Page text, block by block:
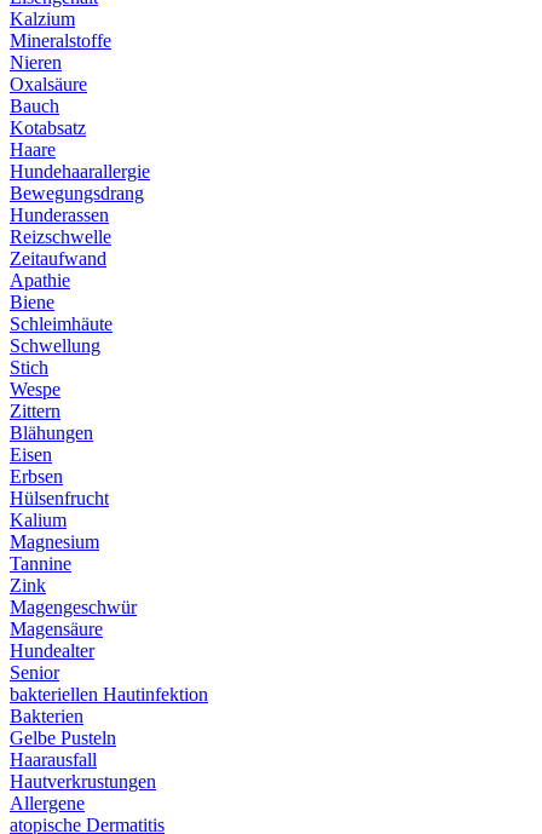
Kalzium
Mineralstoffe
Nieren
Oxalsäure
Bauch
Kotabsatz
Haare
Hundehaarallergie
Bewegungsdrang
Hunderassen
Reizschwelle
Zeitaufwand
Apathie
Biene
Schleimhäute
Schwellung
Stich
Wespe
Zittern
Blähungen
Eisen
Erbsen
Hülsenfrucht
Kalium
Magnesium
Tannine
Zink
Magengeschwür
Magensäure
Hundealter
Senior
bakteriellen Hautinfektion
Bakterien
Gelbe Pusteln
Haarausfall
Hautverkrustungen
Allergene
atopische Dermatitis